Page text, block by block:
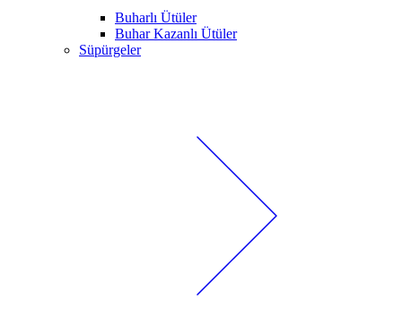
Buharlı Ütüler
Buhar Kazanlı Ütüler
Süpürgeler